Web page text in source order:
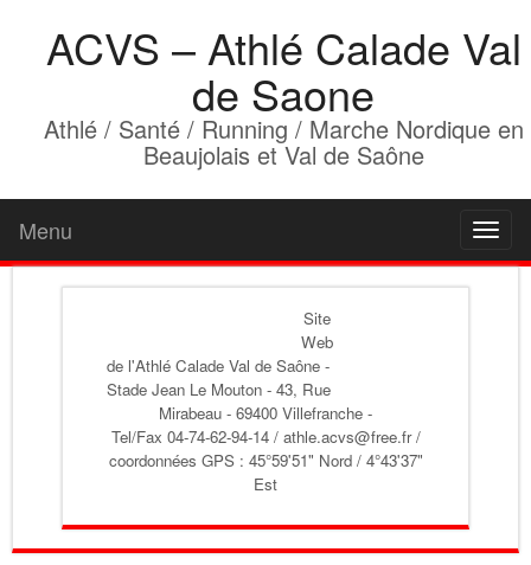
ACVS – Athlé Calade Val
de Saone
Athlé / Santé / Running / Marche Nordique en
Beaujolais et Val de Saône
Menu
Site
Web
de l'Athlé Calade Val de Saône -
Stade Jean Le Mouton - 43, Rue
Mirabeau - 69400 Villefranche -
Tel/Fax 04-74-62-94-14 / athle.acvs@free.fr /
coordonnées GPS : 45°59'51" Nord / 4°43'37"
Est